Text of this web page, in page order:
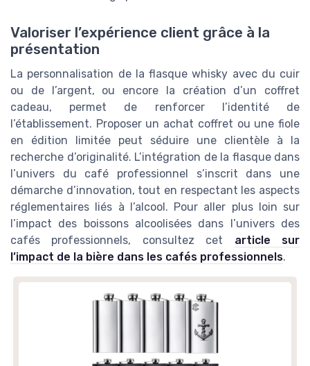
Valoriser l’expérience client grâce à la
présentation
La personnalisation de la flasque whisky avec du cuir
ou de l’argent, ou encore la création d’un coffret
cadeau, permet de renforcer l’identité de
l’établissement. Proposer un achat coffret ou une fiole
en édition limitée peut séduire une clientèle à la
recherche d’originalité. L’intégration de la flasque dans
l’univers du café professionnel s’inscrit dans une
démarche d’innovation, tout en respectant les aspects
réglementaires liés à l’alcool. Pour aller plus loin sur
l’impact des boissons alcoolisées dans l’univers des
cafés professionnels, consultez cet article sur
l’impact de la bière dans les cafés professionnels.